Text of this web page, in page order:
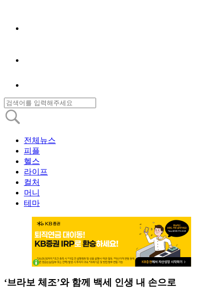
전체뉴스
피플
헬스
라이프
컬처
머니
테마
‘브라보 체조’와 함께 백세 인생 내 손으로